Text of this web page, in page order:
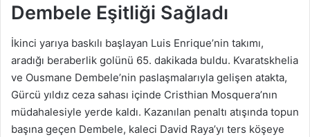
Dembele Eşitliği Sağladı
İkinci yarıya baskılı başlayan Luis Enrique’nin takımı,
aradığı beraberlik golünü 65. dakikada buldu. Kvaratskhelia
ve Ousmane Dembele’nin paslaşmalarıyla gelişen atakta,
Gürcü yıldız ceza sahası içinde Cristhian Mosquera’nın
müdahalesiyle yerde kaldı. Kazanılan penaltı atışında topun
başına geçen Dembele, kaleci David Raya’yı ters köşeye